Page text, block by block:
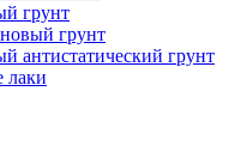
грунт
грунт
антистатический грунт
лаки